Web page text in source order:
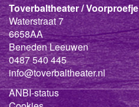
Toverbaltheater / Voorproefje
Waterstraat 7
6658AA
Beneden Leeuwen
0487 540 445
info@toverbaltheater.nl
ANBI-status